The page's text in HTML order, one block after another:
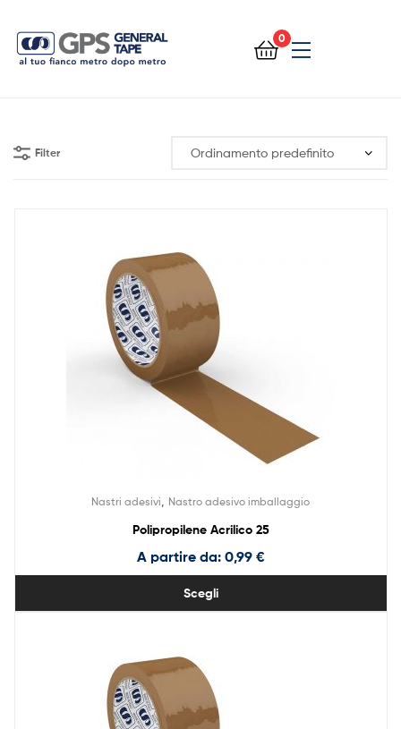
0
Filter
Nastri adesivi Nastro adesivo imballaggio
Polipropilene Acrilico 25
A partire da: 0,99 €
Scegli